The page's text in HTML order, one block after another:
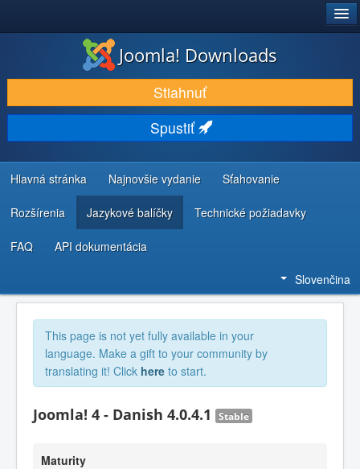
STIAHNUŤ & ROZŠÍRIŤ
OBJAVUJTE & UČTE SA
KOMUNITA & PODPORA
ZDROJE INFORMÁCIÍ PRE VÝVOJÁROV
Joomla! Downloads
Stiahnuť
Spustiť
Hlavná stránka Najnovšie vydanie Sťahovanie
Rozšírenia Jazykové balíčky Technické požiadavky
FAQ API dokumentácia
Slovenčina
This page is not yet fully available in your
language. Make a gift to your community by
translating it! Click here to start.
Joomla! 4 - Danish 4.0.4.1 Stable
Maturity